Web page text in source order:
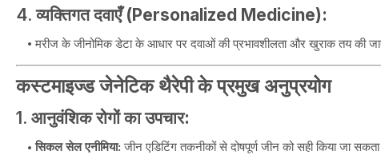
4.व्यक्तिगत दवाएँ (Personalized Medicine):
मरीज के जीनोमिक डेटा के आधार पर दवाओं की प्रभावशीलता और खुराक तय की
कस्टमाइज्ड जेनेटिक थैरेपी के प्रमुख अनुप्रयोग
1. आनुवंशिक रोगों का उपचार:
सिकल सेल एनीमिया: जीन एडिटिंग तकनीकों से दोषपूर्ण जीन को सही किया जा